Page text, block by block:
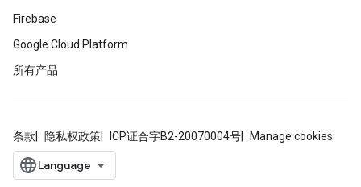
Firebase
Google Cloud Platform
所有产品
条款 隐私权政策 ICP证合字B2-20070004号 Manage cookies